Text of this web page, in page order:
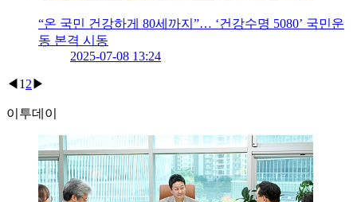
“온 국민 건강하게 80세까지”… ‘건강수명 5080’ 국민운
동 본격 시동
2025-07-08 13:24
◀ 1 2 ▶
이투데이